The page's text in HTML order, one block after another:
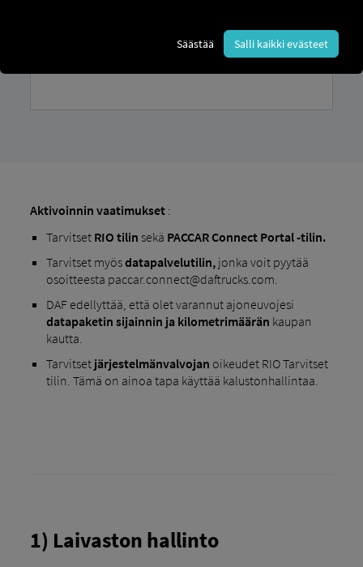
Aktivoinnin vaatimukset:
Tarvitset RIO tilin sekä PACCAR Connect Portal -tilin.
Tarvitset myösdatapalvelutilin,jonka voit pyytää
osoitteesta paccar.connect@daftrucks.com.
DAF edellyttää, että olet varannut ajoneuvojesi
datapaketin sijainnin ja kilometrimäärän kaupan
kautta.
Tarvitset järjestelmänvalvojan oikeudet RIO Tarvitset
tilin. Tämä on ainoa tapa käyttää kalustonhallintaa.
1) Laivaston hallinto
Säästää Salli kaikki evästeet